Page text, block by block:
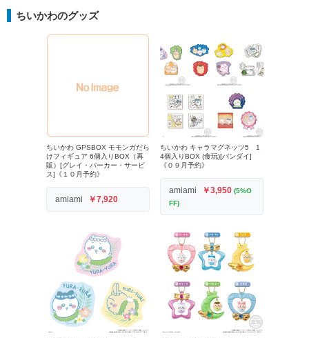
ちいかわのグッズ
ちいかわ GPSBOX モモンガだら
けフィギュア 6個入りBOX（再
販）[グレイ・パーカー・サービ
ス]《１０月予約》
amiami ￥7,920
ちいかわ キャラマグネッツ5 1
4個入りBOX (食玩)[バンダイ]
《０９月予約》
amiami ￥3,950 (5%O
FF)